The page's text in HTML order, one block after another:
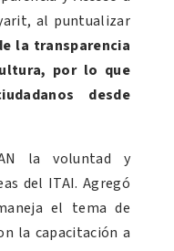
al puntualizar
la transparencia
por lo que
desde
la voluntad y
del ITAI. Agregó
el tema de
la capacitación a